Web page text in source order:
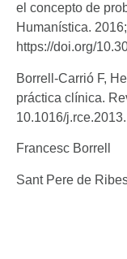
el concepto de
Humanística.
https://doi.org/
Borrell-Carrió F,
práctica clínica.
10.1016/
Francesc Borrell
Sant Pere de